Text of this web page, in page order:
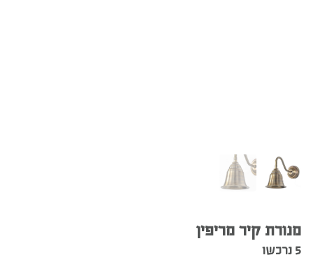
מנורת קיר מריפין
5 נרכשו